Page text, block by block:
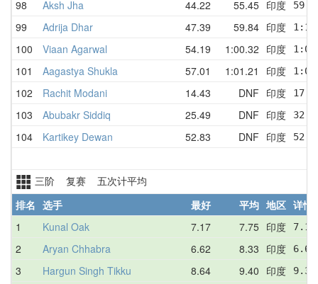
98 Aksh Jha 44.22 55.45 印度
99 Adrija Dhar 47.39 59.84 印度
100 Viaan Agarwal 54.19 1:00.32 印度
101 Aagastya Shukla 57.01 1:01.21 印度
102 Rachit Modani 14.43 DNF 印度
103 Abubakr Siddiq 25.49 DNF 印度
104 Kartikey Dewan 52.83 DNF 印度
三阶 复赛 五次计平均
排名 选手 最好 平均 地区 详情
1
Kunal Oak 7.17 7.75 印度
2 Aryan Chhabra 6.62 8.33 印度
3 Hargun Singh Tikku 8.64 9.40 印度